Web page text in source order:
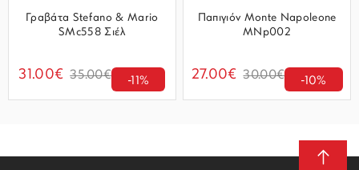
Γραβάτα Stefano & Mario
SMc558 Σιέλ
31.00€ 35.00€ -11%
Παπιγιόν Monte Napoleone
MNp002
27.00€ 30.00€ -10%